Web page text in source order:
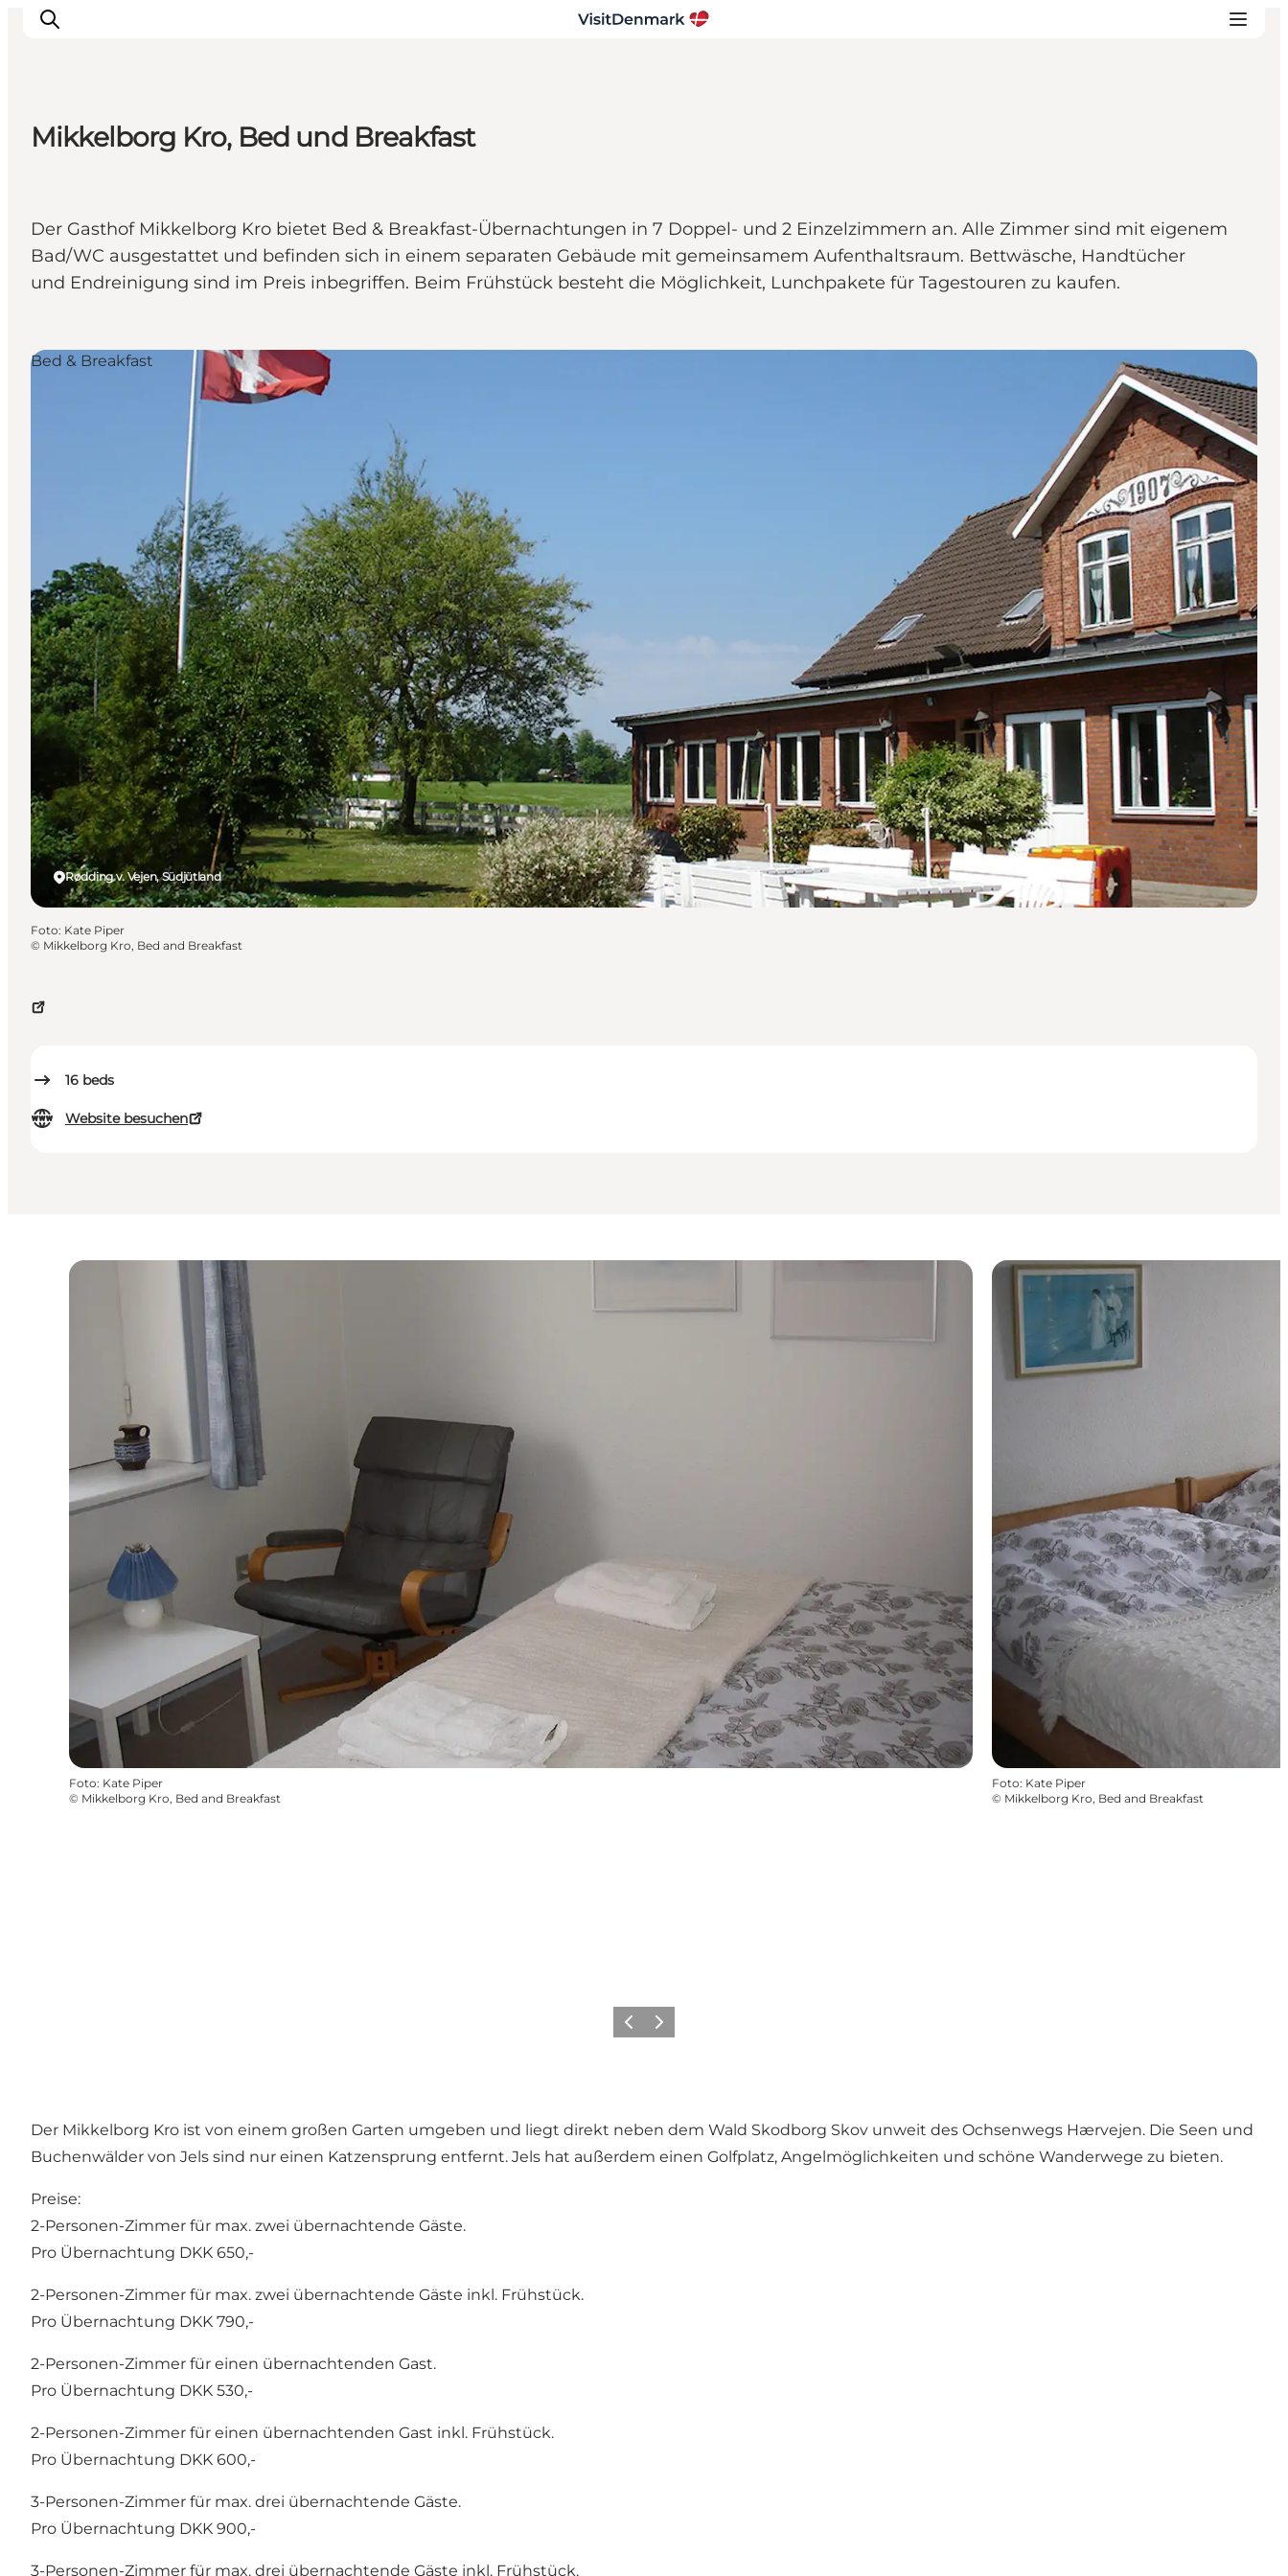
Erlebnisse
Unterkünfte
Reiseplanung
Mikkelborg Kro, Bed und Breakfast
Der Gasthof Mikkelborg Kro bietet Bed & Breakfast-Übernachtungen in 7 Doppel- und 2 Einzelzimmern an. Alle Zimmer sind mit eigenem
Bad/WC ausgestattet und befinden sich in einem separaten Gebäude mit gemeinsamem Aufenthaltsraum. Bettwäsche, Handtücher
und Endreinigung sind im Preis inbegriffen. Beim Frühstück besteht die Möglichkeit, Lunchpakete für Tagestouren zu kaufen.
16 beds
Website besuchen
Rødding v. Vejen, Südjütland
Bed & Breakfast
Foto: Kate Piper
© Mikkelborg Kro, Bed and Breakfast
Foto: Kate Piper
© Mikkelborg Kro, Bed and Breakfast
Foto: Kate Piper
© Mikkelborg Kro, Bed and Breakfast
ZurückWeiter
Der Mikkelborg Kro ist von einem großen Garten umgeben und liegt direkt neben dem Wald Skodborg Skov unweit des Ochsenwegs Hærvejen. Die Seen und
Buchenwälder von Jels sind nur einen Katzensprung entfernt. Jels hat außerdem einen Golfplatz, Angelmöglichkeiten und schöne Wanderwege zu bieten.
Preise:
2-Personen-Zimmer für max. zwei übernachtende Gäste.
Pro Übernachtung DKK 650,-
2-Personen-Zimmer für max. zwei übernachtende Gäste inkl. Frühstück.
Pro Übernachtung DKK 790,-
2-Personen-Zimmer für einen übernachtenden Gast.
Pro Übernachtung DKK 530,-
2-Personen-Zimmer für einen übernachtenden Gast inkl. Frühstück.
Pro Übernachtung DKK 600,-
3-Personen-Zimmer für max. drei übernachtende Gäste.
Pro Übernachtung DKK 900,-
3-Personen-Zimmer für max. drei übernachtende Gäste inkl. Frühstück.